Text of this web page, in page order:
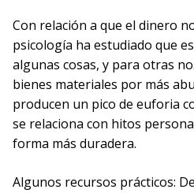
Con relación a que el dinero
psicología ha estudiado que
algunas cosas, y para otras
bienes materiales por más
producen un pico de euforia
se relaciona con hitos
forma más duradera.
Algunos recursos prácticos: